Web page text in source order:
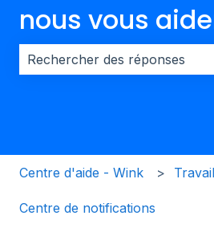
nous vous
Centre d'aide - Wink
Centre de notifications